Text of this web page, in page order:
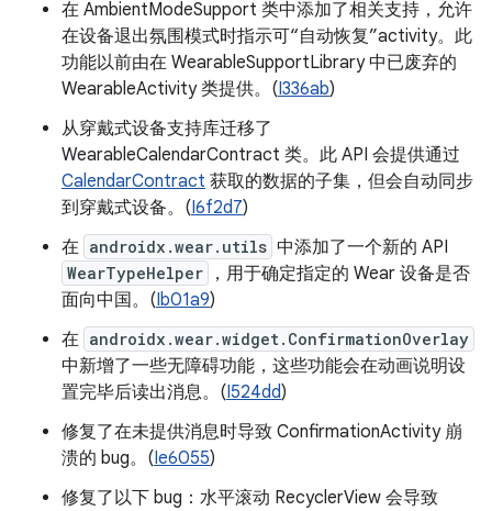
在 AmbientModeSupport 类中添加了相关支持，允许
在设备退出氛围模式时指示可“自动恢复”activity。此
功能以前由在 WearableSupportLibrary 中已废弃的
WearableActivity 类提供。(I336ab)
从穿戴式设备支持库迁移了
WearableCalendarContract 类。此 API 会提供通过
CalendarContract 获取的数据的子集，但会自动同步
到穿戴式设备。(I6f2d7)
在 androidx.wear.utils 中添加了一个新的 API
WearTypeHelper
，用于确定指定的 Wear 设备是否
面向中国。(Ib01a9)
在 androidx.wear.widget.ConfirmationOverlay
中新增了一些无障碍功能，这些功能会在动画说明设
置完毕后读出消息。(I524dd)
修复了在未提供消息时导致 ConfirmationActivity 崩
溃的 bug。(Ie6055)
修复了以下 bug：水平滚动 RecyclerView 会导致